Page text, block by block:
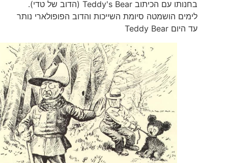
בחנותו עם הכיתוב Teddy's Bear (הדוב של טדי).
לימים הושמטה סיומת השייכות והדוב הפופולארי נותר
עד היום Teddy Bear